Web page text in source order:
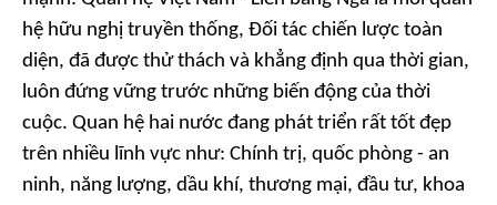
hệ hữu nghị truyền thống, Đối tác chiến lược toàn
diện, đã được thử thách và khẳng định qua thời gian,
luôn đứng vững trước những biến động của thời
cuộc. Quan hệ hai nước đang phát triển rất tốt đẹp
trên nhiều lĩnh vực như: Chính trị, quốc phòng - an
ninh, năng lượng, dầu khí, thương mại, đầu tư, khoa